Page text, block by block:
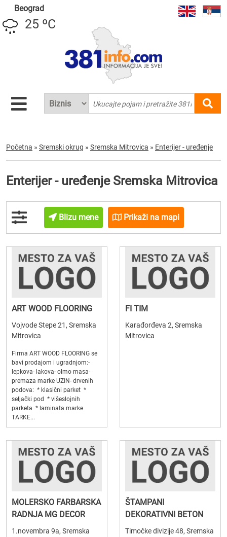
Beograd
25 ºC
Početna » Sremski okrug » Sremska Mitrovica » Enterijer - uređenje
Enterijer - uređenje Sremska Mitrovica
Blizu mene Prikaži na mapi
ART WOOD FLOORING
Vojvode Stepe 21, Sremska
Mitrovica
Firma ART WOOD FLOORING se
bavi prodajom i ugradnjom:-
lepkova- lakova- olmo masa-
premaza marke UZIN- drvenih
podova: * klasični parket *
seljački pod * višeslojnih
parketa * laminata marke
TARKE...
FI TIM
Karađorđeva 2, Sremska
Mitrovica
MOLERSKO FARBARSKA
RADNJA MG DECOR
1.novembra 9a, Sremska
ŠTAMPANI
DEKORATIVNI BETON
Timočke divizije 48, Sremska